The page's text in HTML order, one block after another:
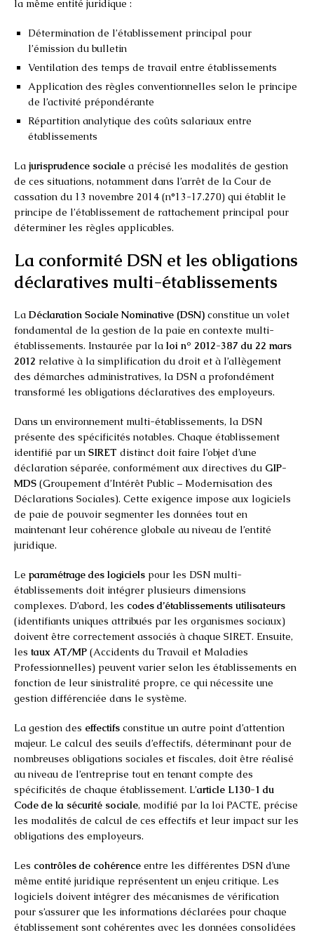
la même entité juridique :
Détermination de l’établissement principal pour
l’émission du bulletin
Ventilation des temps de travail entre établissements
Application des règles conventionnelles selon le principe
de l’activité prépondérante
Répartition analytique des coûts salariaux entre
établissements
La jurisprudence sociale a précisé les modalités de gestion
de ces situations, notamment dans l’arrêt de la Cour de
cassation du 13 novembre 2014 (n°13-17.270) qui établit le
principe de l’établissement de rattachement principal pour
déterminer les règles applicables.
La conformité DSN et les obligations
déclaratives multi-établissements
La Déclaration Sociale Nominative (DSN) constitue un volet
fondamental de la gestion de la paie en contexte multi-
établissements. Instaurée par la loi n° 2012-387 du 22 mars
2012 relative à la simplification du droit et à l’allègement
des démarches administratives, la DSN a profondément
transformé les obligations déclaratives des employeurs.
Dans un environnement multi-établissements, la DSN
présente des spécificités notables. Chaque établissement
identifié par un SIRET distinct doit faire l’objet d’une
déclaration séparée, conformément aux directives du GIP-
MDS (Groupement d’Intérêt Public – Modernisation des
Déclarations Sociales). Cette exigence impose aux logiciels
de paie de pouvoir segmenter les données tout en
maintenant leur cohérence globale au niveau de l’entité
juridique.
Le paramétrage des logiciels pour les DSN multi-
établissements doit intégrer plusieurs dimensions
complexes. D’abord, les codes d’établissements utilisateurs
(identifiants uniques attribués par les organismes sociaux)
doivent être correctement associés à chaque SIRET. Ensuite,
les taux AT/MP (Accidents du Travail et Maladies
Professionnelles) peuvent varier selon les établissements en
fonction de leur sinistralité propre, ce qui nécessite une
gestion différenciée dans le système.
La gestion des effectifs constitue un autre point d’attention
majeur. Le calcul des seuils d’effectifs, déterminant pour de
nombreuses obligations sociales et fiscales, doit être réalisé
au niveau de l’entreprise tout en tenant compte des
spécificités de chaque établissement. L’article L130-1 du
Code de la sécurité sociale, modifié par la loi PACTE, précise
les modalités de calcul de ces effectifs et leur impact sur les
obligations des employeurs.
Les contrôles de cohérence entre les différentes DSN d’une
même entité juridique représentent un enjeu critique. Les
logiciels doivent intégrer des mécanismes de vérification
pour s’assurer que les informations déclarées pour chaque
établissement sont cohérentes avec les données consolidées